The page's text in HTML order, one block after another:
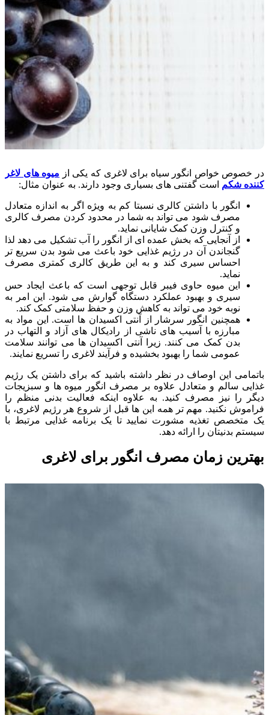
در خصوص خواص انگور سیاه برای لاغری که یکی از میوه های لاغر
کننده شکم است گفتنی های بسیاری وجود دارند. به عنوان مثال:
انگور با داشتن کالری نسبتا کم به ویژه اگر به اندازه متعادل
مصرف شود می تواند به شما در محدود کردن مصرف کالری
و کنترل وزن کمک شایانی نماید.
از آنجایی که بخش عمده ای از انگور را آب تشکیل می دهد لذا
گنجاندن آن در رژیم غذایی خود باعث می شود بدن سریع تر
احساس سیری کند و به این طریق کالری کمتری مصرف
نماید.
این میوه حاوی فیبر قابل توجهی است که باعث ایجاد حس
سیری و بهبود عملکرد دستگاه گوارش می شود. این امر به
نوبه خود می تواند به کاهش وزن و حفظ سلامتی کمک کند.
همچنین انگور سرشار از آنتی اکسیدان ها است. این مواد به
مبارزه با آسیب های ناشی از رادیکال های آزاد و التهاب در
بدن کمک می کنند. زیرا آنتی اکسیدان ها می توانند سلامت
عمومی شما را بهبود بخشیده و فرآیند لاغری را تسریع نمایند.
باتمامی این اوصاف در نظر داشته باشید که برای داشتن یک رژیم
غذایی سالم و متعادل علاوه بر مصرف انگور میوه ها و سبزیجات
دیگر را نیز مصرف کنید. به علاوه اینکه فعالیت بدنی منظم را
فراموش نکنید. مهم تر همه این ها قبل از شروع هر رژیم لاغری، با
یک متخصص تغذیه مشورت نمایید تا یک برنامه غذایی مرتبط با
سیستم بدنیتان را ارائه دهد.
بهترین زمان مصرف انگور برای لاغری